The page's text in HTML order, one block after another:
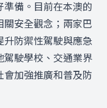
準備。目前在本澳的
安全觀念；兩家巴
升防禦性駕駛與應急
駕駛學校、交通業界
加強推廣和普及防